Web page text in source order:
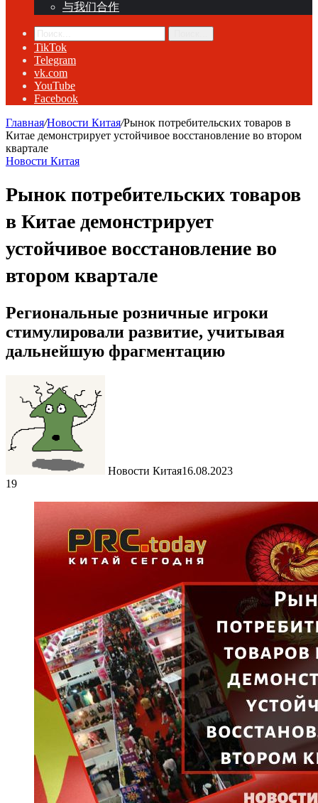
与我们合作
TikTok
Telegram
vk.com
YouTube
Facebook
Главная/Новости Китая/Рынок потребительских товаров в
Китае демонстрирует устойчивое восстановление во втором
квартале
Новости Китая
Рынок потребительских товаров
в Китае демонстрирует
устойчивое восстановление во
втором квартале
Региональные розничные игроки
стимулировали развитие, учитывая
дальнейшую фрагментацию
Новости Китая16.08.2023
19